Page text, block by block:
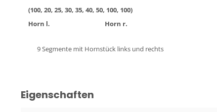
(100, 20, 25, 30, 35, 40, 50, 100, 100)
Horn l. Horn r.
9 Segmente mit Hornstück links und rechts
Eigenschaften